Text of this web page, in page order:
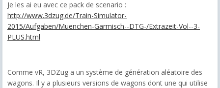
Je les ai eu avec ce pack de scenario :
http://www.3dzug.de/Train-Simulator-
2015/Aufgaben/Muenchen-Garmisch--DTG-/Extrazeit-Vol--3-
PLUS.html
Comme vR, 3DZug a un système de génération aléatoire des
wagons. Il y a plusieurs versions de wagons dont une qui utilise